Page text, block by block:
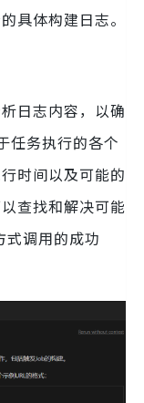
具体构建日志。
日志内容，以确
任务执行的各个
时间以及可能的
查找和解决可能
调用的成功